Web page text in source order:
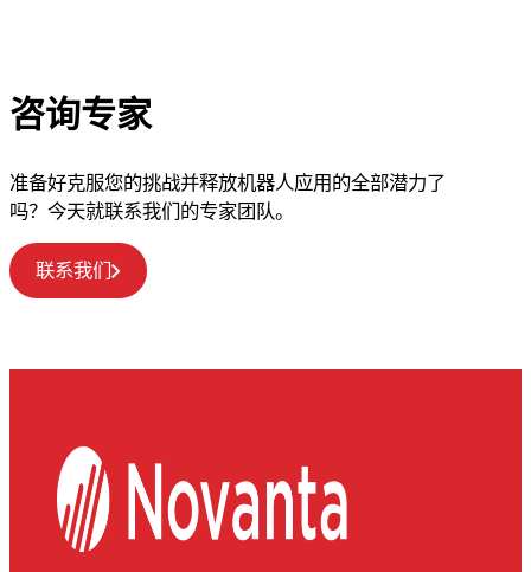
咨询专家
准备好克服您的挑战并释放机器人应用的全部潜力了
吗？今天就联系我们的专家团队。
联系我们